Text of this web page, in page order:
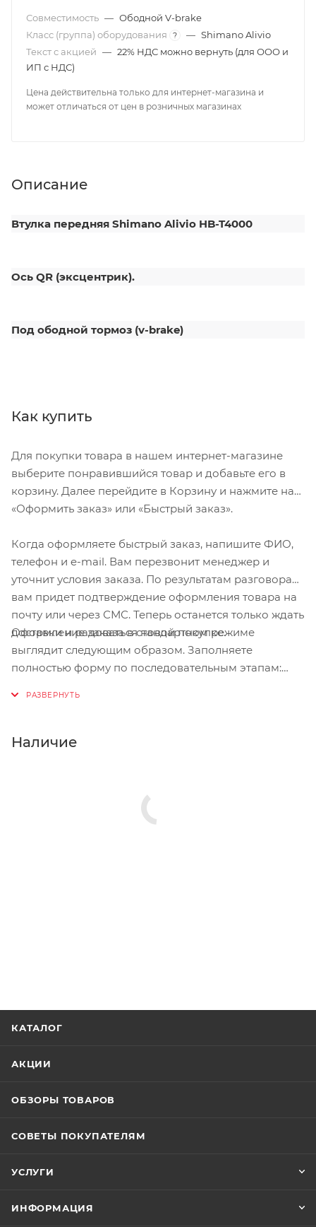
Совместимость — Ободной V-brake
Класс (группа) оборудования
? — Shimano Alivio
Текст с акцией — 22% НДС можно вернуть (для ООО и
ИП с НДС)
Цена действительна только для интернет-магазина и
может отличаться от цен в розничных магазинах
Описание
Втулка передняя Shimano Alivio HB-T4000
Ось QR (эксцентрик).
Под ободной тормоз (v-brake)
Как купить
Для покупки товара в нашем интернет-магазине
выберите понравившийся товар и добавьте его в
корзину. Далее перейдите в Корзину и нажмите на
«Оформить заказ» или «Быстрый заказ».
Когда оформляете быстрый заказ, напишите ФИО,
телефон и e-mail. Вам перезвонит менеджер и
уточнит условия заказа. По результатам разговора
вам придет подтверждение оформления товара на
почту или через СМС. Теперь останется только ждать
доставки и радоваться новой покупке.
Оформление заказа в стандартном режиме
выглядит следующим образом. Заполняете
полностью форму по последовательным этапам:
Нажмите кнопку «Оформить заказ».
Наличие
КАТАЛОГ
АКЦИИ
ОБЗОРЫ ТОВАРОВ
СОВЕТЫ ПОКУПАТЕЛЯМ
УСЛУГИ
ИНФОРМАЦИЯ